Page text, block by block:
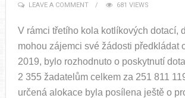
LEAVE A COMMENT
681 VIEWS
V rámci třetího kola kotlíkových dotací,
mohou zájemci své žádosti předkládat
2019, bylo rozhodnuto o poskytnutí
2 355 žadatelům celkem za 251 811
určená alokace byla posílena ještě o